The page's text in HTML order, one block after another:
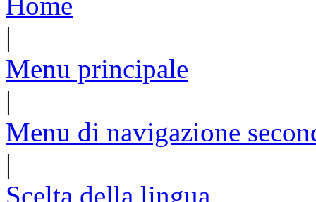
|
Menu principale
|
Menu di navigazione
|
Scelta della lingua